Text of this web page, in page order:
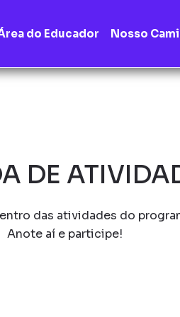
do Educador Nosso
DE
das atividades do
Anote aí e participe!